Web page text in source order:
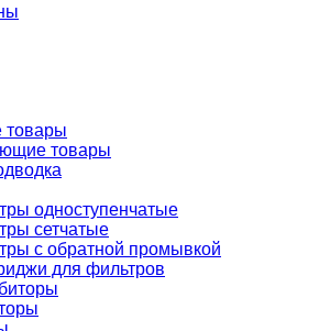
товары
товары
одноступенчатые
сетчатые
с обратной промывкой
для фильтров